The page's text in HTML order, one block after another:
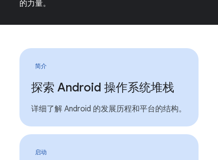
的力量。
简介
探索 Android 操作系统堆栈
详细了解 Android 的发展历程和平台的结构。
启动